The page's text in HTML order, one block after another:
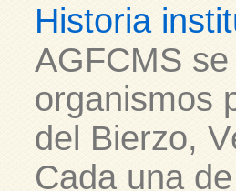
Historia
AGFCMS
organismos
del Bierzo,
Cada una